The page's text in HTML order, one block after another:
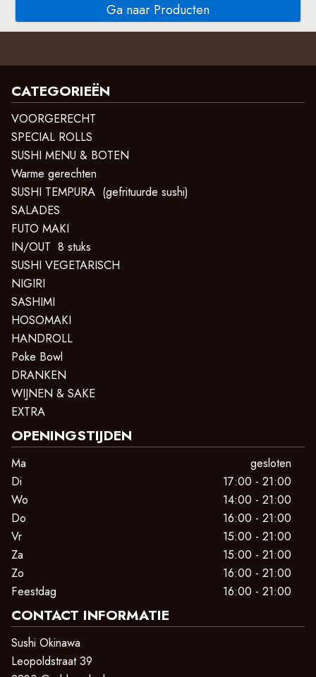
Ga naar Producten
CATEGORIEËN
VOORGERECHT
SPECIAL ROLLS
SUSHI MENU & BOTEN
Warme gerechten
SUSHI TEMPURA (gefrituurde sushi)
SALADES
FUTO MAKI
IN/OUT 8 stuks
SUSHI VEGETARISCH
NIGIRI
SASHIMI
HOSOMAKI
HANDROLL
Poke Bowl
DRANKEN
WIJNEN & SAKE
EXTRA
OPENINGSTIJDEN
Ma
gesloten
Di
17:00 - 21:00
Wo
14:00 - 21:00
Do
16:00 - 21:00
Vr
15:00 - 21:00
Za
15:00 - 21:00
Zo
16:00 - 21:00
Feestdag
16:00 - 21:00
CONTACT INFORMATIE
Sushi Okinawa
Leopoldstraat 39